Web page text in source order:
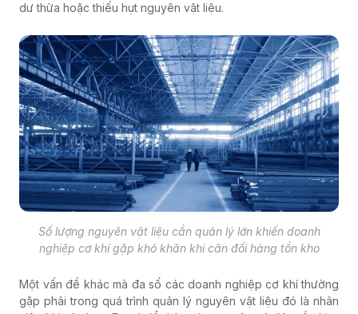
dư thừa hoặc thiếu hụt nguyên vật liệu.
Số lượng nguyên vật liệu cần quản lý lớn khiến doanh
nghiệp cơ khí gặp khó khăn khi cân đối hàng tồn kho
Một vấn đề khác mà đa số các doanh nghiệp cơ khí thường
gặp phải trong quá trình quản lý nguyên vật liệu đó là nhân